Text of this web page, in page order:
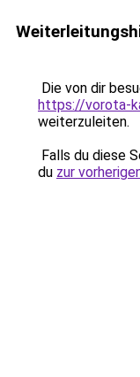
Die von dir
https://vorota-
weiterzuleiten.
Falls du diese
du zur